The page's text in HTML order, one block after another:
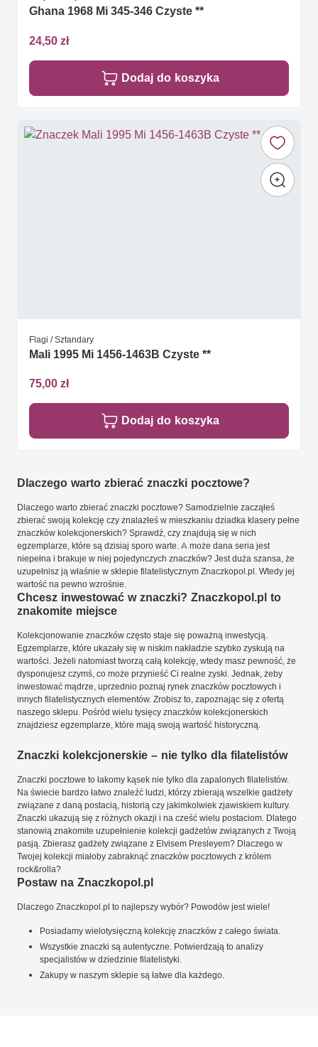
Ghana 1968 Mi 345-346 Czyste **
24,50 zł
Dodaj do koszyka
Flagi / Sztandary
Mali 1995 Mi 1456-1463B Czyste **
75,00 zł
Dodaj do koszyka
Dlaczego warto zbierać znaczki pocztowe?
Dlaczego warto zbierać znaczki pocztowe? Samodzielnie zacząłeś
zbierać swoją kolekcję czy znalazłeś w mieszkaniu dziadka klasery pełne
znaczków kolekcjonerskich? Sprawdź, czy znajdują się w nich
egzemplarze, które są dzisiaj sporo warte. A może dana seria jest
niepełna i brakuje w niej pojedynczych znaczków? Jest duża szansa, że
uzupełnisz ją właśnie w sklepie filatelistycznym Znaczkopol.pl. Wtedy jej
wartość na pewno wzrośnie.
Chcesz inwestować w znaczki? Znaczkopol.pl to
znakomite miejsce
Kolekcjonowanie znaczków często staje się poważną inwestycją.
Egzemplarze, które ukazały się w niskim nakładzie szybko zyskują na
wartości. Jeżeli natomiast tworzą całą kolekcję, wtedy masz pewność, że
dysponujesz czymś, co może przynieść Ci realne zyski. Jednak, żeby
inwestować mądrze, uprzednio poznaj rynek znaczków pocztowych i
innych filatelistycznych elementów. Zrobisz to, zapoznając się z ofertą
naszego sklepu. Pośród wielu tysięcy znaczków kolekcjonerskich
znajdziesz egzemplarze, które mają swoją wartość historyczną.
Znaczki kolekcjonerskie – nie tylko dla filatelistów
Znaczki pocztowe to łakomy kąsek nie tylko dla zapalonych filatelistów.
Na świecie bardzo łatwo znaleźć ludzi, którzy zbierają wszelkie gadżety
związane z daną postacią, historią czy jakimkolwiek zjawiskiem kultury.
Znaczki ukazują się z różnych okazji i na cześć wielu postaciom. Dlatego
stanowią znakomite uzupełnienie kolekcji gadżetów związanych z Twoją
pasją. Zbierasz gadżety związane z Elvisem Presleyem? Dlaczego w
Twojej kolekcji miałoby zabraknąć znaczków pocztowych z królem
rock&rolla?
Postaw na Znaczkopol.pl
Dlaczego Znaczkopol.pl to najlepszy wybór? Powodów jest wiele!
Posiadamy wielotysięczną kolekcję znaczków z całego świata.
Wszystkie znaczki są autentyczne. Potwierdzają to analizy
specjalistów w dziedzinie filatelistyki.
Zakupy w naszym sklepie są łatwe dla każdego.